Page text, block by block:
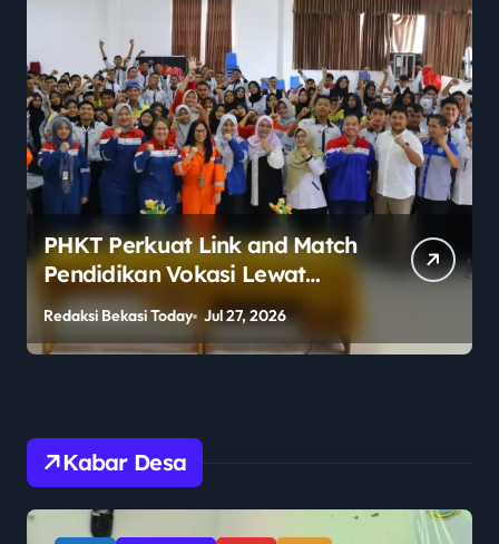
Polemik Legalitas Sekolah
Berlabel Asing Mencuat,
Publik Pertanyakan
Pengawasan Pemerintah
Redaksi Bekasi Today Jul 27, 2026
Kabar Desa